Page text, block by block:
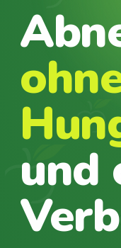
und